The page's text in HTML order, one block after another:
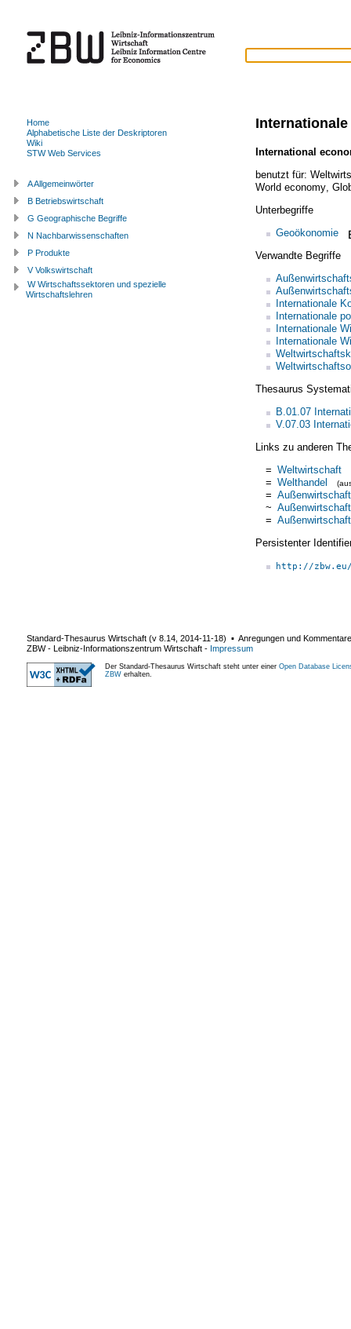
International
benutzt für:
World economy,
Unterbegriffe
Geoökonomie
Verwandte Begriffe
Internationale
Internationale
Internationale
Internationale
Thesaurus
B.01.07
V.07.03
Links zu anderen
= Weltwirtschaft
= Welthandel
= Außenwirtschaft
~
= Außenwirtschaft
Persistenter
http://
Home
Alphabetische Liste der Deskriptoren
Wiki
STW Web Services
A Allgemeinwörter
B Betriebswirtschaft
G Geographische Begriffe
N Nachbarwissenschaften
P Produkte
V Volkswirtschaft
W Wirtschaftssektoren und spezielle
Wirtschaftslehren
Standard-Thesaurus Wirtschaft (v 8.14 2014-11-18) ▪ Anregungen und
ZBW - Leibniz-Informationszentrum Wirtschaft - Impressum
Der Standard-Thesaurus Wirtschaft steht unter einer Open Database
ZBW erhalten.